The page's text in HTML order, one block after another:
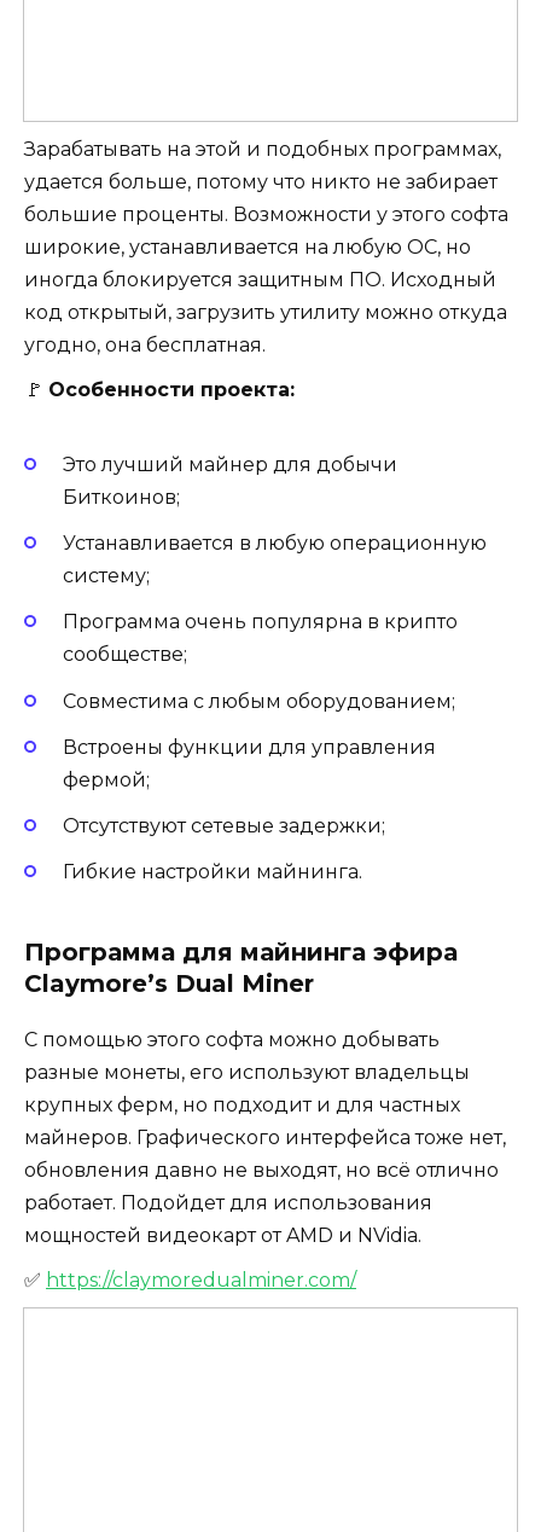
Зарабатывать на этой и подобных программах,
удается больше, потому что никто не забирает
большие проценты. Возможности у этого софта
широкие, устанавливается на любую ОС, но
иногда блокируется защитным ПО. Исходный
код открытый, загрузить утилиту можно откуда
угодно, она бесплатная.
🚩 Особенности проекта:
Это лучший майнер для добычи
Биткоинов;
Устанавливается в любую операционную
систему;
Программа очень популярна в крипто
сообществе;
Совместима с любым оборудованием;
Встроены функции для управления
фермой;
Отсутствуют сетевые задержки;
Гибкие настройки майнинга.
Программа для майнинга эфира
Claymore’s Dual Miner
С помощью этого софта можно добывать
разные монеты, его используют владельцы
крупных ферм, но подходит и для частных
майнеров. Графического интерфейса тоже нет,
обновления давно не выходят, но всё отлично
работает. Подойдет для использования
мощностей видеокарт от AMD и NVidia.
✅ https://claymoredualminer.com/